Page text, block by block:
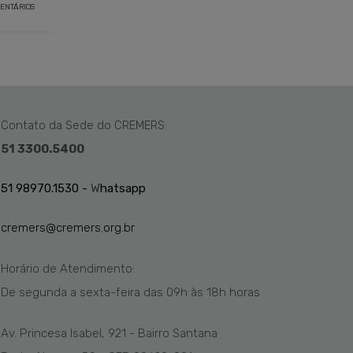
Contato da Sede do CREMERS:
51 3300.5400
51 98970.1530 - Whatsapp
cremers@cremers.org.br
Horário de Atendimento:
De segunda a sexta-feira das 09h às 18h horas
Av. Princesa Isabel, 921 - Bairro Santana